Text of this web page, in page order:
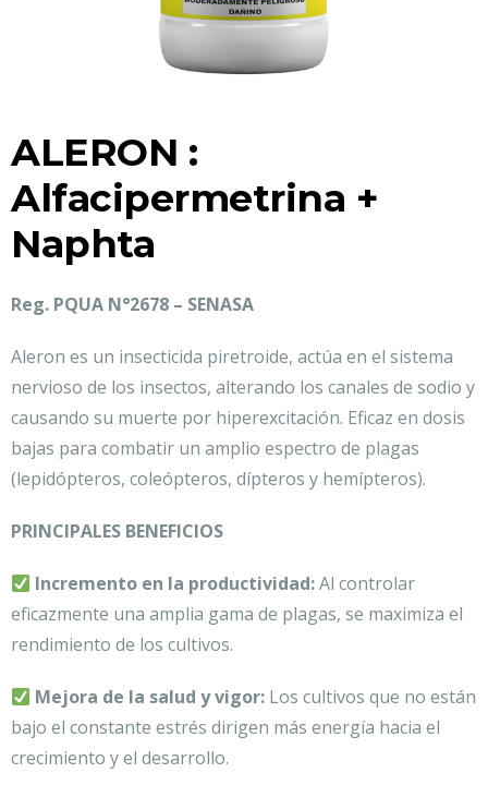
ALERON :
Alfacipermetrina +
Naphta
Reg. PQUA N°2678 – SENASA
Aleron es un insecticida piretroide, actúa en el sistema
nervioso de los insectos, alterando los canales de sodio y
causando su muerte por hiperexcitación. Eficaz en dosis
bajas para combatir un amplio espectro de plagas
(lepidópteros, coleópteros, dípteros y hemípteros).
PRINCIPALES BENEFICIOS
Incremento en la productividad:Al controlar
eficazmente una amplia gama de plagas, se maximiza el
rendimiento de los cultivos.
Mejora de la salud y vigor: Los cultivos que no están
bajo el constante estrés dirigen más energía hacia el
crecimiento y el desarrollo.